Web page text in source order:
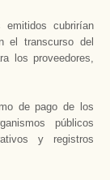
emitidos cubrirían
el transcurso del
los proveedores,
de pago de los
públicos
y registros